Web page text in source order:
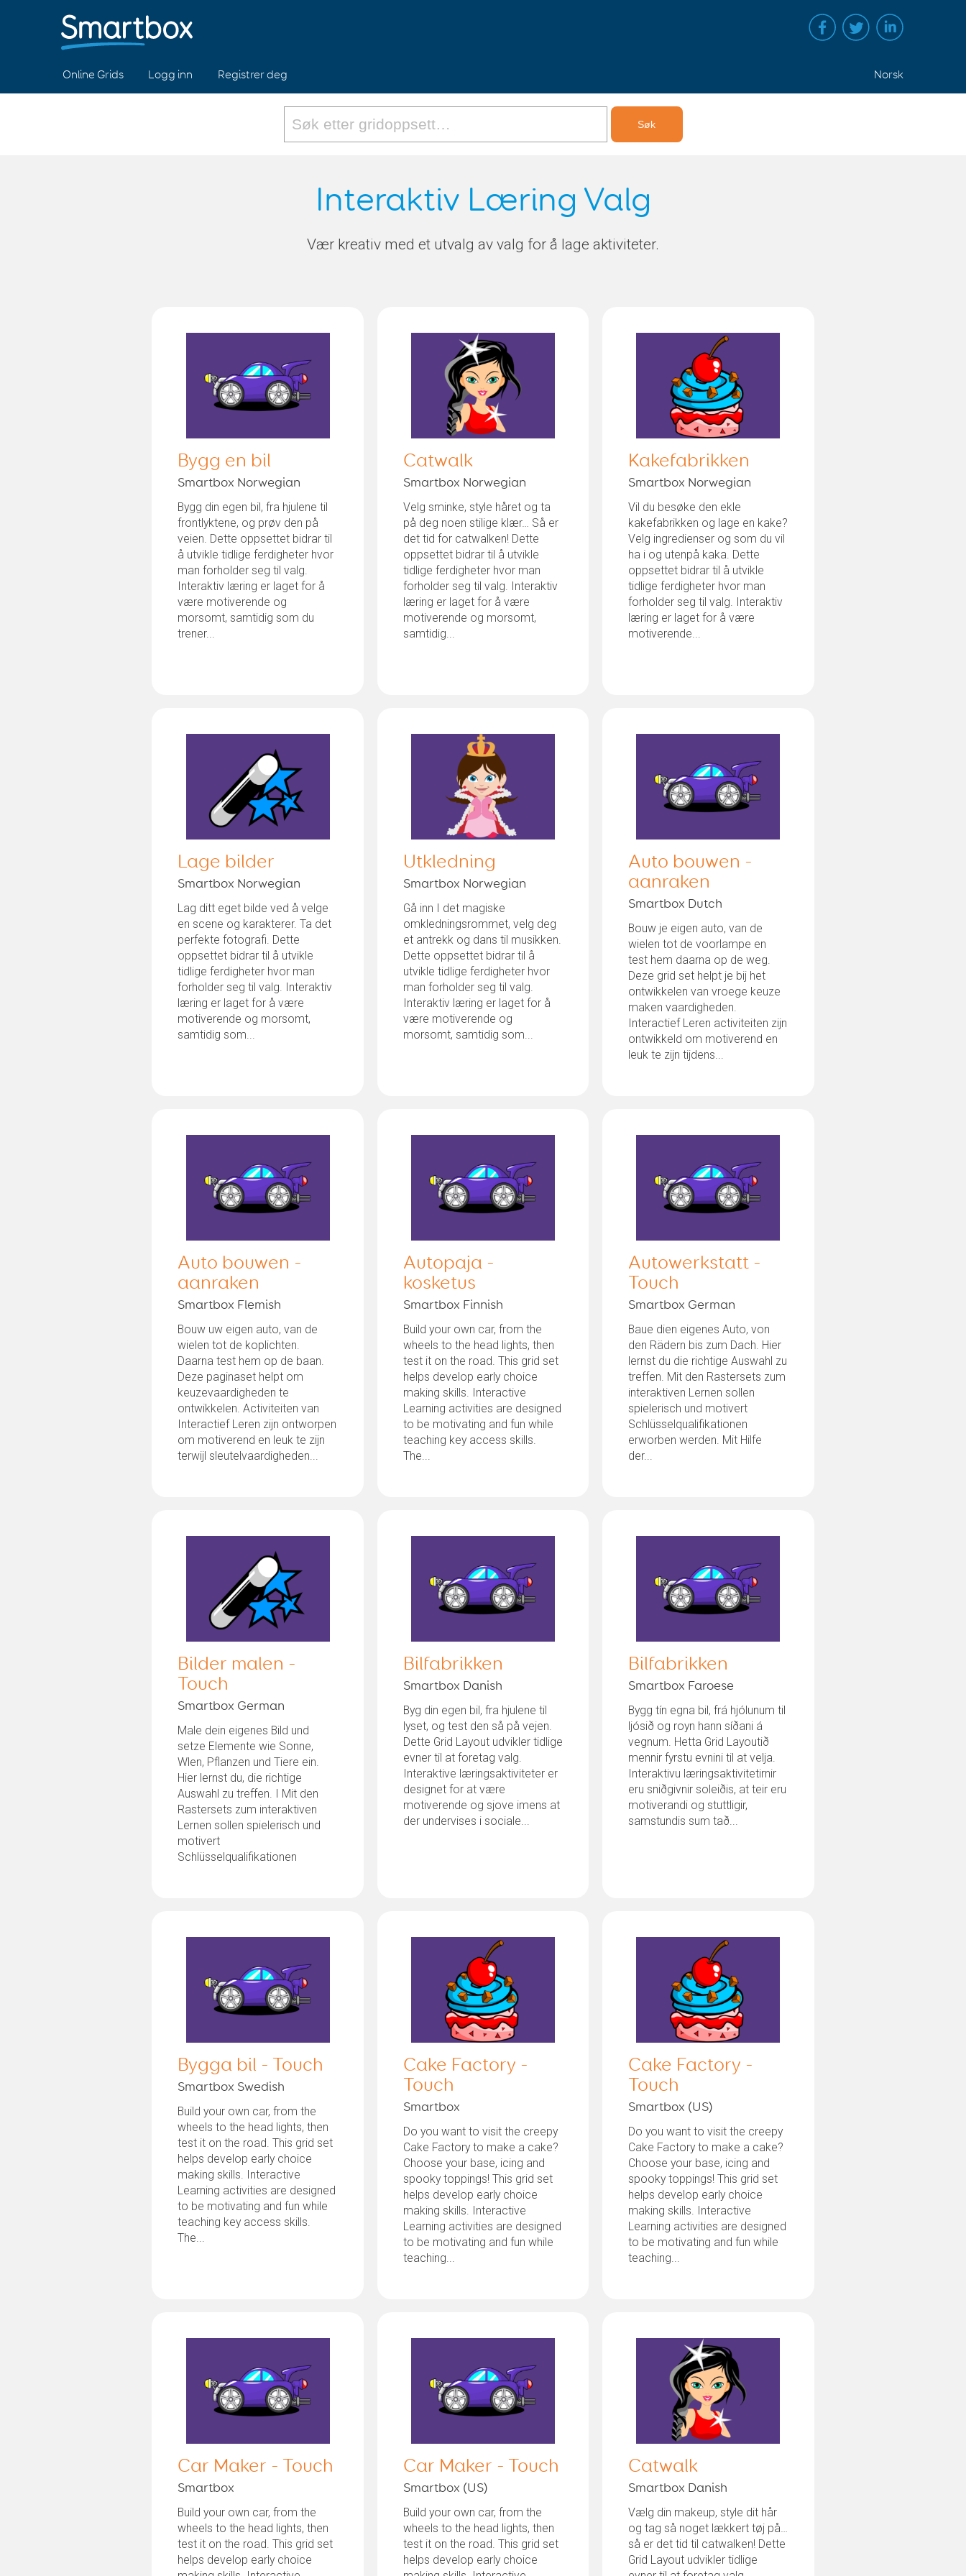
Online Grids Logg inn Registrer deg Norsk
Interaktiv Læring Valg
Vær kreativ med et utvalg av valg for å lage aktiviteter.
Bygg en bil
Smartbox Norwegian
Bygg din egen bil, fra hjulene til
frontlyktene, og prøv den på
veien. Dette oppsettet bidrar til
å utvikle tidlige ferdigheter hvor
man forholder seg til valg.
Interaktiv læring er laget for å
være motiverende og
morsomt, samtidig som du
trener...
Catwalk
Smartbox Norwegian
Velg sminke, style håret og ta
på deg noen stilige klær… Så er
det tid for catwalken! Dette
oppsettet bidrar til å utvikle
tidlige ferdigheter hvor man
forholder seg til valg. Interaktiv
læring er laget for å være
motiverende og morsomt,
samtidig...
Kakefabrikken
Smartbox Norwegian
Vil du besøke den ekle
kakefabrikken og lage en kake?
Velg ingredienser og som du vil
ha i og utenpå kaka. Dette
oppsettet bidrar til å utvikle
tidlige ferdigheter hvor man
forholder seg til valg. Interaktiv
læring er laget for å være
motiverende...
Lage bilder
Smartbox Norwegian
Lag ditt eget bilde ved å velge
en scene og karakterer. Ta det
perfekte fotografi. Dette
oppsettet bidrar til å utvikle
tidlige ferdigheter hvor man
forholder seg til valg. Interaktiv
læring er laget for å være
motiverende og morsomt,
samtidig som...
Utkledning
Smartbox Norwegian
Gå inn I det magiske
omkledningsrommet, velg deg
et antrekk og dans til musikken.
Dette oppsettet bidrar til å
utvikle tidlige ferdigheter hvor
man forholder seg til valg.
Interaktiv læring er laget for å
være motiverende og
morsomt, samtidig som...
Auto bouwen -
aanraken
Smartbox Dutch
Bouw je eigen auto, van de
wielen tot de voorlampe en
test hem daarna op de weg.
Deze grid set helpt je bij het
ontwikkelen van vroege keuze
maken vaardigheden.
Interactief Leren activiteiten zijn
ontwikkeld om motiverend en
leuk te zijn tijdens...
Auto bouwen -
aanraken
Smartbox Flemish
Bouw uw eigen auto, van de
wielen tot de koplichten.
Daarna test hem op de baan.
Deze paginaset helpt om
keuzevaardigheden te
ontwikkelen. Activiteiten van
Interactief Leren zijn ontworpen
om motiverend en leuk te zijn
terwijl sleutelvaardigheden...
Autopaja -
kosketus
Smartbox Finnish
Build your own car, from the
wheels to the head lights, then
test it on the road. This grid set
helps develop early choice
making skills. Interactive
Learning activities are designed
to be motivating and fun while
teaching key access skills.
The...
Autowerkstatt -
Touch
Smartbox German
Baue dien eigenes Auto, von
den Rädern bis zum Dach. Hier
lernst du die richtige Auswahl zu
treffen. Mit den Rastersets zum
interaktiven Lernen sollen
spielerisch und motivert
Schlüsselqualifikationen
erworben werden. Mit Hilfe
der...
Bilder malen -
Touch
Smartbox German
Male dein eigenes Bild und
setze Elemente wie Sonne,
Wlen, Pflanzen und Tiere ein.
Hier lernst du, die richtige
Auswahl zu treffen. I Mit den
Rastersets zum interaktiven
Lernen sollen spielerisch und
motivert
Schlüsselqualifikationen
Bilfabrikken
Smartbox Danish
Byg din egen bil, fra hjulene til
lyset, og test den så på vejen.
Dette Grid Layout udvikler tidlige
evner til at foretag valg.
Interaktive læringsaktiviteter er
designet for at være
motiverende og sjove imens at
der undervises i sociale...
Bilfabrikken
Smartbox Faroese
Bygg tín egna bil, frá hjólunum til
ljósið og royn hann síðani á
vegnum. Hetta Grid Layoutið
mennir fyrstu evnini til at velja.
Interaktivu læringsaktivitetirnir
eru sniðgivnir soleiðis, at teir eru
motiverandi og stuttligir,
samstundis sum tað...
Bygga bil - Touch
Smartbox Swedish
Build your own car, from the
wheels to the head lights, then
test it on the road. This grid set
helps develop early choice
making skills. Interactive
Learning activities are designed
to be motivating and fun while
teaching key access skills.
The...
Cake Factory -
Touch
Smartbox
Do you want to visit the creepy
Cake Factory to make a cake?
Choose your base, icing and
spooky toppings! This grid set
helps develop early choice
making skills. Interactive
Learning activities are designed
to be motivating and fun while
teaching...
Cake Factory -
Touch
Smartbox (US)
Do you want to visit the creepy
Cake Factory to make a cake?
Choose your base, icing and
spooky toppings! This grid set
helps develop early choice
making skills. Interactive
Learning activities are designed
to be motivating and fun while
teaching...
Car Maker - Touch
Smartbox
Build your own car, from the
wheels to the head lights, then
test it on the road. This grid set
helps develop early choice
Car Maker - Touch
Smartbox (US)
Build your own car, from the
wheels to the head lights, then
test it on the road. This grid set
helps develop early choice
Catwalk
Smartbox Danish
Vælg din makeup, style dit hår
og tag så noget lækkert tøj på…
så er det tid til catwalken! Dette
Grid Layout udvikler tidlige